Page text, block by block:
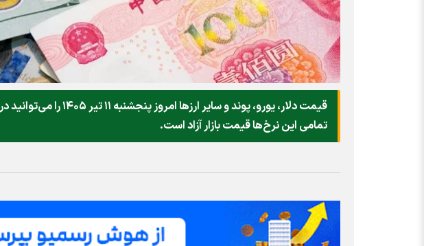
قیمت دلار، یورو، پوند و
تمامی این نرخ‌ها قیمت بازار آزاد است.